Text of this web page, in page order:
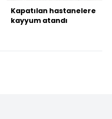
Kapatılan hastanelere
kayyum atandı